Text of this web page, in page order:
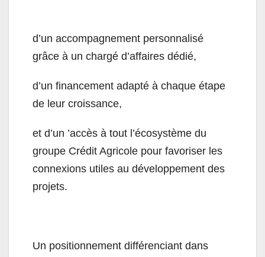
d’un accompagnement personnalisé
grâce à un chargé d’affaires dédié,
d’un financement adapté à chaque étape
de leur croissance,
et d’un ’accès à tout l’écosystème du
groupe Crédit Agricole pour favoriser les
connexions utiles au développement des
projets.
Un positionnement différenciant dans